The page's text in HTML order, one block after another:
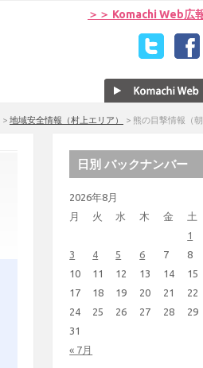
＞＞ Komachi Web広
> 地域安全情報（村上エリア） > 熊の目撃情報（朝
日別 バックナンバー
2026年8月
月
火 水 木 金 土
« 7月
1
3
4 5 6 7 8
10
11 12 13 14 15
17
18 19 20 21 22
24
25 26 27 28 29
31